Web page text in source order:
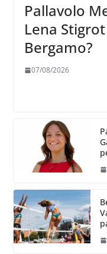
Pallavolo
Lena
Bergamo?
07/08/2026